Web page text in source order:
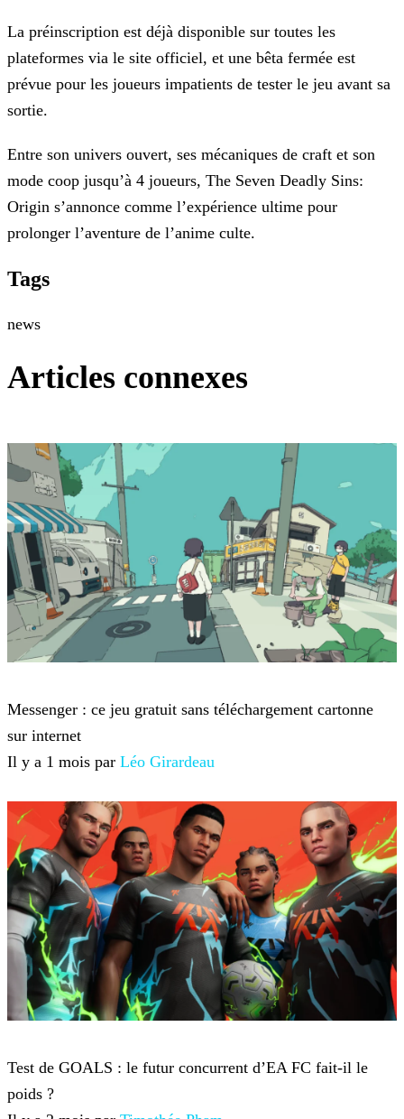
La préinscription est déjà disponible sur toutes les
plateformes via le site officiel, et une bêta fermée est
prévue pour les joueurs impatients de tester le jeu avant sa
sortie.
Entre son univers ouvert, ses mécaniques de craft et son
mode coop jusqu’à 4 joueurs, The Seven Deadly Sins:
Origin s’annonce comme l’expérience ultime pour
prolonger l’aventure de l’anime culte.
Tags
news
Articles connexes
Messenger : ce jeu gratuit sans téléchargement cartonne
sur internet
Il y a 1 mois par Léo Girardeau
Test de GOALS : le futur concurrent d’EA FC fait-il le
poids ?